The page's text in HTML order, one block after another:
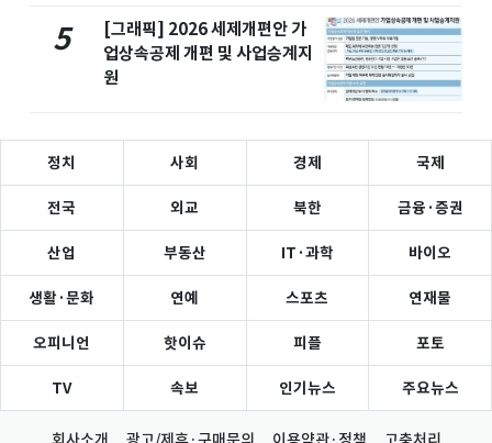
5
[그래픽] 2026 세제개편안 가
업상속공제 개편 및 사업승계지
원
정치 사회 경제 국제
전국 외교 북한 금융·증권
산업 부동산 IT·과학 바이오
생활·문화 연예 스포츠 연재물
오피니언 핫이슈 피플 포토
TV 속보 인기뉴스 주요뉴스